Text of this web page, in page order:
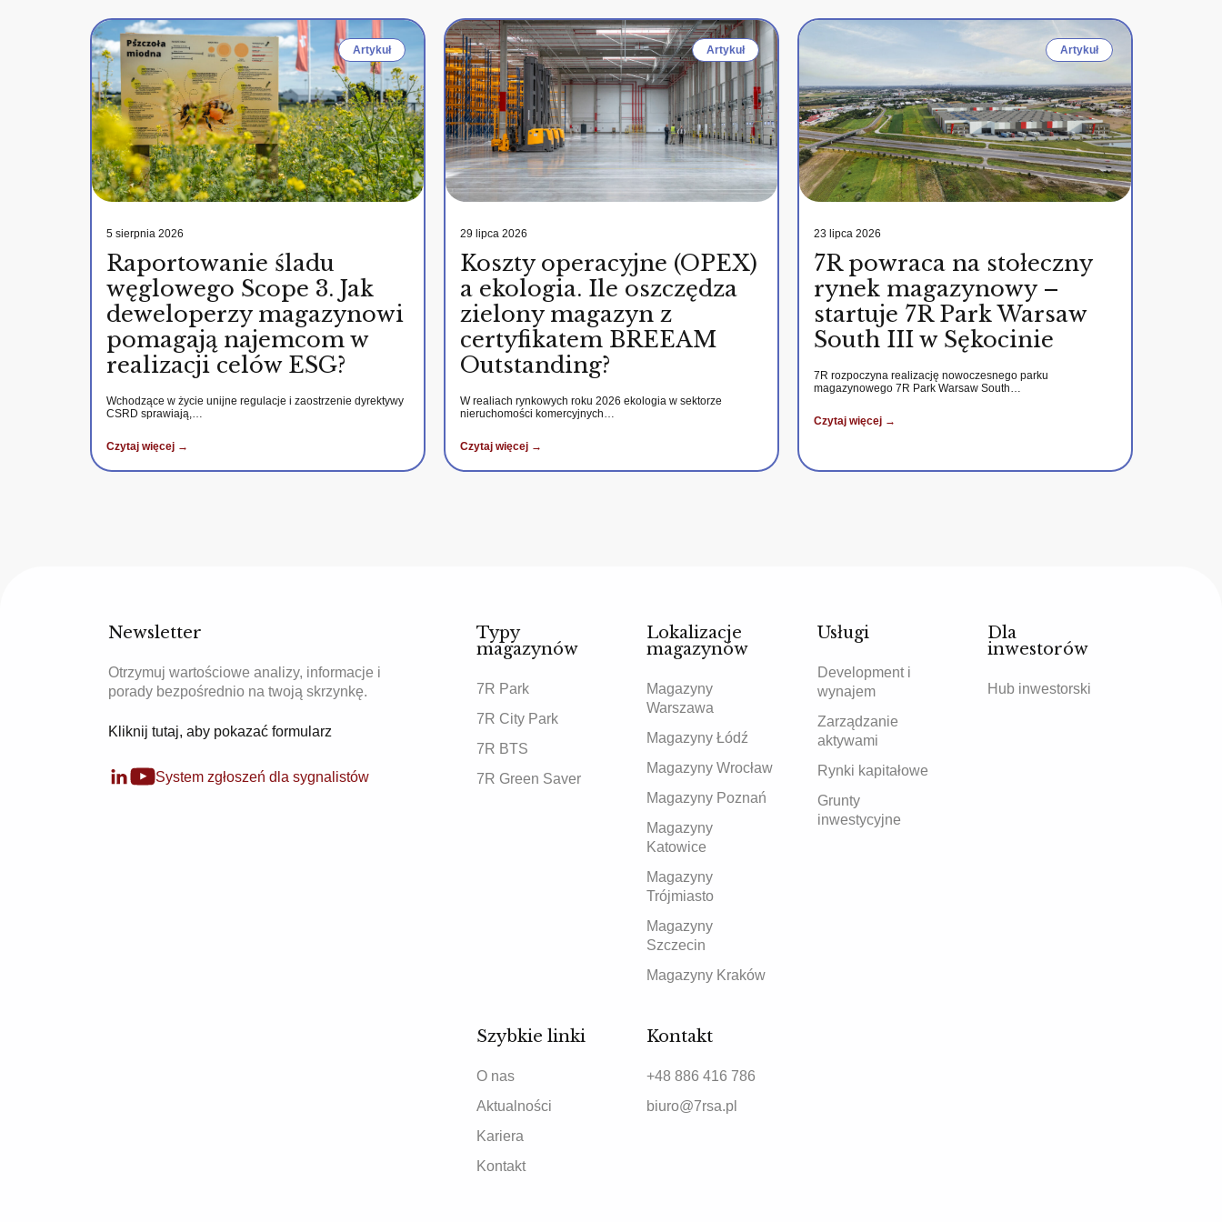
Artykuł
5 sierpnia 2026
Raportowanie śladu
węglowego Scope 3. Jak
deweloperzy magazynowi
pomagają najemcom w
realizacji celów ESG?
Wchodzące w życie unijne regulacje i zaostrzenie dyrektywy
CSRD sprawiają,…
Czytaj więcej →
Artykuł
29 lipca 2026
Koszty operacyjne (OPEX)
a ekologia. Ile oszczędza
zielony magazyn z
certyfikatem BREEAM
Outstanding?
W realiach rynkowych roku 2026 ekologia w sektorze
nieruchomości komercyjnych…
Czytaj więcej →
Artykuł
23 lipca 2026
7R powraca na stołeczny
rynek magazynowy –
startuje 7R Park Warsaw
South III w Sękocinie
7R rozpoczyna realizację nowoczesnego parku
magazynowego 7R Park Warsaw South…
Czytaj więcej →
Newsletter
Otrzymuj wartościowe analizy, informacje i
porady bezpośrednio na twoją skrzynkę.
Kliknij tutaj, aby pokazać formularz
System zgłoszeń dla sygnalistów
Typy
magazynów
7R Park
7R City Park
7R BTS
7R Green Saver
Lokalizacje
magazynów
Magazyny
Warszawa
Magazyny Łódź
Magazyny Wrocław
Magazyny Poznań
Magazyny
Katowice
Magazyny
Trójmiasto
Magazyny
Szczecin
Magazyny Kraków
Usługi
Development i
wynajem
Zarządzanie
aktywami
Rynki kapitałowe
Grunty
inwestycyjne
Dla
inwestorów
Hub inwestorski
Szybkie linki
O nas
Aktualności
Kariera
Kontakt
Kontakt
+48 886 416 786
biuro@7rsa.pl